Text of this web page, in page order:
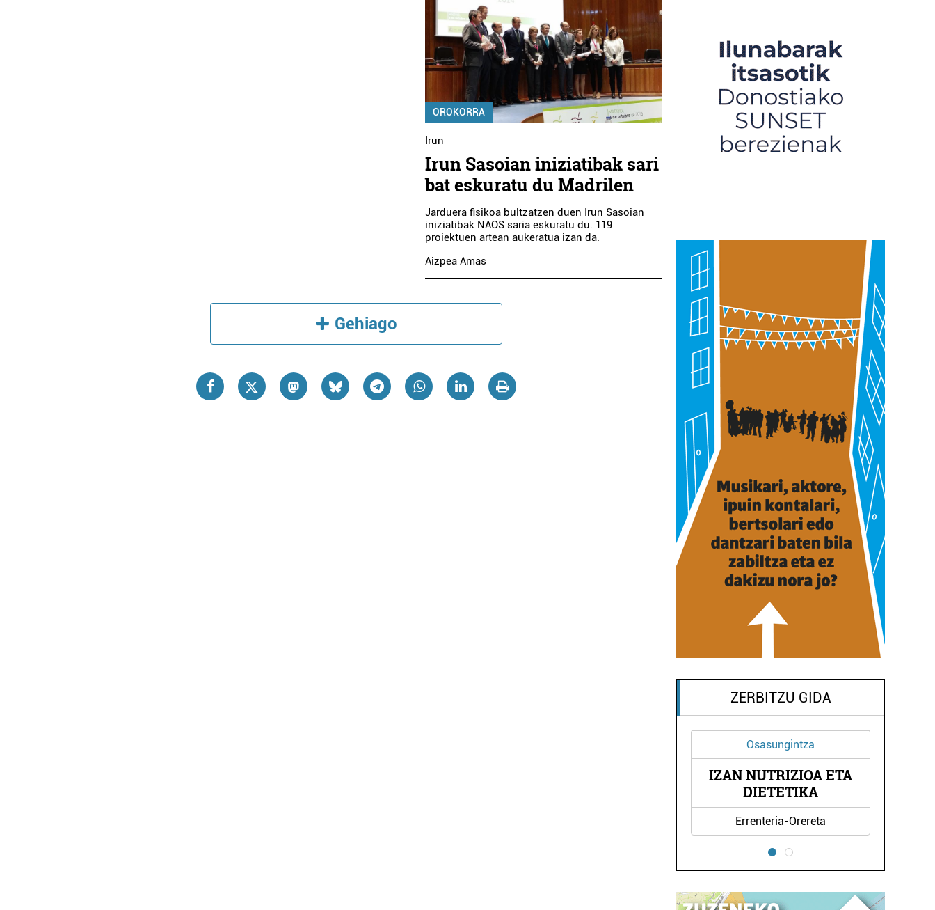
OROKORRA
Irun
Irun Sasoian iniziatibak sari
bat eskuratu du Madrilen
Jarduera fisikoa bultzatzen duen Irun Sasoian
iniziatibak NAOS saria eskuratu du. 119
proiektuen artean aukeratua izan da.
Aizpea Amas
Gehiago
ZERBITZU GIDA
Osasungintza
IZAN NUTRIZIOA ETA
DIETETIKA
Errenteria-Orereta